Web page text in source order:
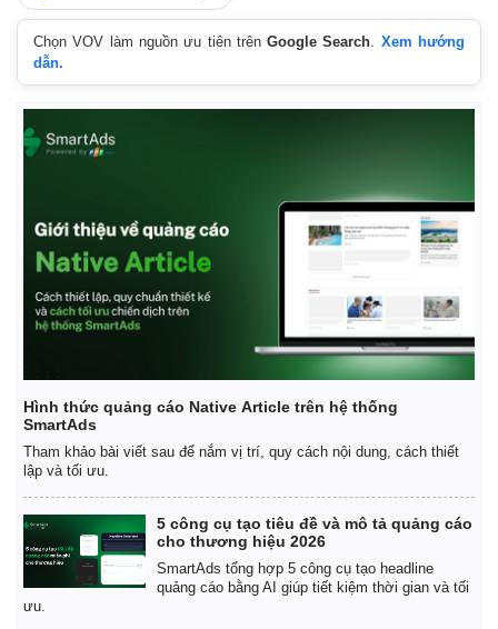
Kinh tế
Bất động sản
Khởi nghiệp
Thị trường
Giá vàng
Chọn VOV làm nguồn ưu tiên trênGoogle Search. Xem hướng
dẫn.
Hình thức quảng cáo Native Article trên hệ thống
SmartAds
Tham khảo bài viết sau để nắm vị trí, quy cách nội dung, cách thiết
lập và tối ưu.
5 công cụ tạo tiêu đề và mô tả quảng cáo
cho thương hiệu 2026
SmartAds tổng hợp 5 công cụ tạo headline
quảng cáo bằng AI giúp tiết kiệm thời gian và tối
ưu.